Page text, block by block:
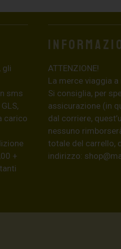
gli
sms
carico
+
ATTENZIONE!
La merce viaggia
Si consiglia, per
assicurazione (in
dal corriere,
nessuno
totale del carrello,
indirizzo: